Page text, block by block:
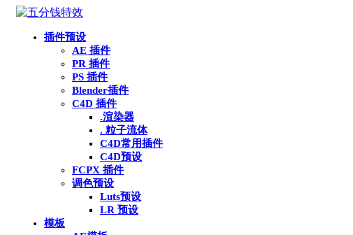
插件预设
AE 插件
PR 插件
PS 插件
Blender插件
C4D 插件
.渲染器
. 粒子流体
C4D常用插件
C4D预设
FCPX 插件
调色预设
Luts预设
LR 预设
模板